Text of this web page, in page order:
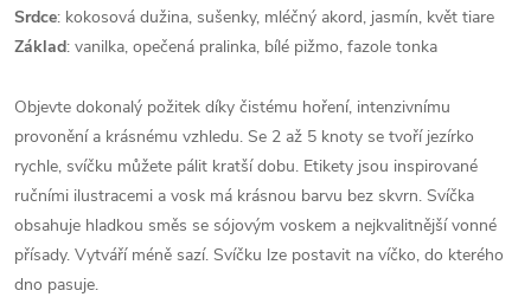
Srdce: kokosová dužina, sušenky, mléčný akord, jasmín, květ tiare
Základ: vanilka, opečená pralinka, bílé pižmo, fazole tonka
Objevte dokonalý požitek díky čistému hoření, intenzivnímu
provonění a krásnému vzhledu. Se 2 až 5 knoty se tvoří jezírko
rychle, svíčku můžete pálit kratší dobu. Etikety jsou inspirované
ručními ilustracemi a vosk má krásnou barvu bez skvrn. Svíčka
obsahuje hladkou směs se sójovým voskem a nejkvalitnější vonné
přísady. Vytváří méně sazí. Svíčku lze postavit na víčko, do kterého
dno pasuje.